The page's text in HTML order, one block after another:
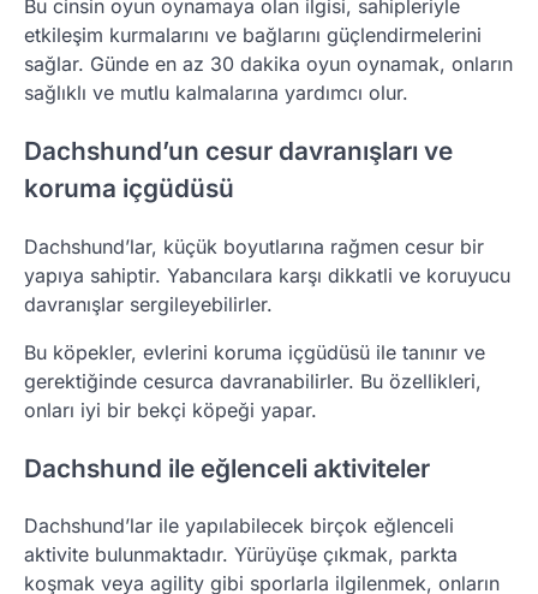
Bu cinsin oyun oynamaya olan ilgisi, sahipleriyle
etkileşim kurmalarını ve bağlarını güçlendirmelerini
sağlar. Günde en az 30 dakika oyun oynamak, onların
sağlıklı ve mutlu kalmalarına yardımcı olur.
Dachshund’un cesur davranışları ve
koruma içgüdüsü
Dachshund’lar, küçük boyutlarına rağmen cesur bir
yapıya sahiptir. Yabancılara karşı dikkatli ve koruyucu
davranışlar sergileyebilirler.
Bu köpekler, evlerini koruma içgüdüsü ile tanınır ve
gerektiğinde cesurca davranabilirler. Bu özellikleri,
onları iyi bir bekçi köpeği yapar.
Dachshund ile eğlenceli aktiviteler
Dachshund’lar ile yapılabilecek birçok eğlenceli
aktivite bulunmaktadır. Yürüyüşe çıkmak, parkta
koşmak veya agility gibi sporlarla ilgilenmek, onların